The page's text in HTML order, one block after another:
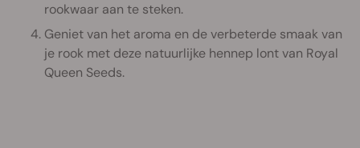
rookwaar aan te steken.
Geniet van het aroma en de verbeterde smaak van
je rook met deze natuurlijke hennep lont van Royal
Queen Seeds.